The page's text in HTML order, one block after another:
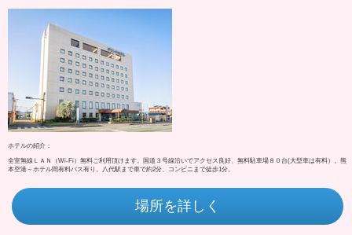
ホテルの紹介：
全室無線ＬＡＮ（Wi-Fi）無料ご利用頂けます。国道３号線沿いでアクセス良好、無料駐車場８０台(大型車は有料）。熊
本空港～ホテル間有料バス有り。八代駅まで車で約2分、コンビニまで徒歩1分。
場所を詳しく